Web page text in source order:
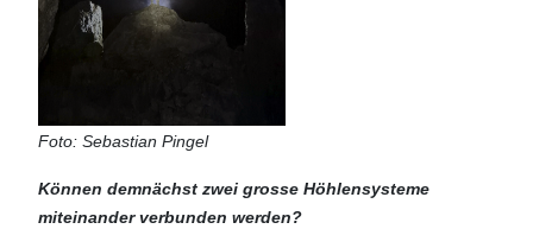
Foto: Sebastian Pingel
Können demnächst zwei grosse Höhlensysteme
miteinander verbunden werden?